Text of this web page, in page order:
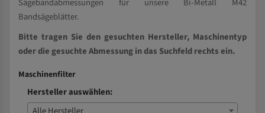
Sägebandabmessungen für unsere Bi-Metall M42
Bandsägeblätter.
Bitte tragen Sie den gesuchten Hersteller, Maschinentyp
oder die gesuchte Abmessung in das Suchfeld rechts ein.
Maschinenfilter
Hersteller auswählen: